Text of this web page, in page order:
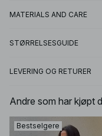
MATERIALS AND CARE
STØRRELSESGUIDE
LEVERING OG RETURER
Andre som har kjøpt
Bestselgere